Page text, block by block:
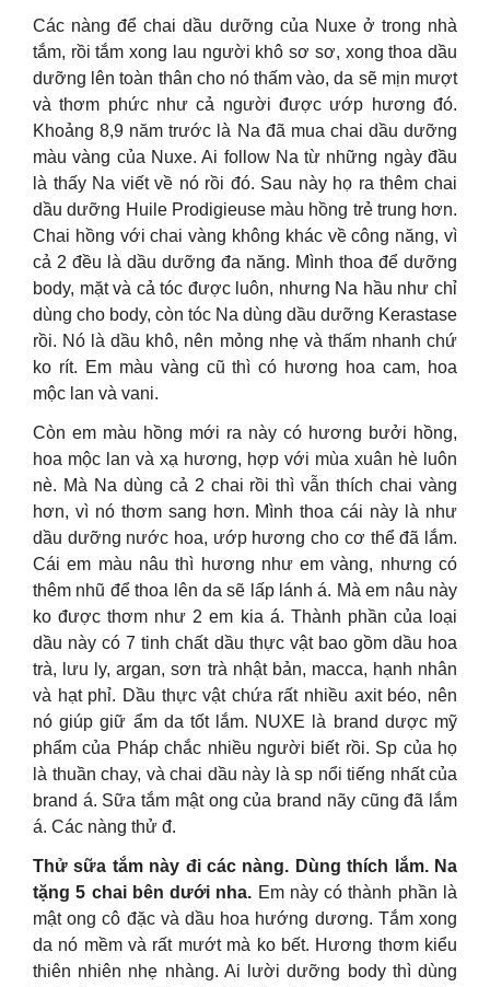
Các nàng để chai dầu dưỡng của Nuxe ở trong nhà
tắm, rồi tắm xong lau người khô sơ sơ, xong thoa dầu
dưỡng lên toàn thân cho nó thấm vào, da sẽ mịn mượt
và thơm phức như cả người được ướp hương đó.
Khoảng 8,9 năm trước là Na đã mua chai dầu dưỡng
màu vàng của Nuxe. Ai follow Na từ những ngày đầu
là thấy Na viết về nó rồi đó. Sau này họ ra thêm chai
dầu dưỡng Huile Prodigieuse màu hồng trẻ trung hơn.
Chai hồng với chai vàng không khác về công năng, vì
cả 2 đều là dầu dưỡng đa năng. Mình thoa để dưỡng
body, mặt và cả tóc được luôn, nhưng Na hầu như chỉ
dùng cho body, còn tóc Na dùng dầu dưỡng Kerastase
rồi. Nó là dầu khô, nên mỏng nhẹ và thấm nhanh chứ
ko rít. Em màu vàng cũ thì có hương hoa cam, hoa
mộc lan và vani.
Còn em màu hồng mới ra này có hương bưởi hồng,
hoa mộc lan và xạ hương, hợp với mùa xuân hè luôn
nè. Mà Na dùng cả 2 chai rồi thì vẫn thích chai vàng
hơn, vì nó thơm sang hơn. Mình thoa cái này là như
dầu dưỡng nước hoa, ướp hương cho cơ thể đã lắm.
Cái em màu nâu thì hương như em vàng, nhưng có
thêm nhũ để thoa lên da sẽ lấp lánh á. Mà em nâu này
ko được thơm như 2 em kia á. Thành phần của loại
dầu này có 7 tinh chất dầu thực vật bao gồm dầu hoa
trà, lưu ly, argan, sơn trà nhật bản, macca, hạnh nhân
và hạt phỉ. Dầu thực vật chứa rất nhiều axit béo, nên
nó giúp giữ ẩm da tốt lắm. NUXE là brand dược mỹ
phẩm của Pháp chắc nhiều người biết rồi. Sp của họ
là thuần chay, và chai dầu này là sp nổi tiếng nhất của
brand á. Sữa tắm mật ong của brand nãy cũng đã lắm
á. Các nàng thử đ.
Thử sữa tắm này đi các nàng. Dùng thích lắm. Na
tặng 5 chai bên dưới nha. Em này có thành phần là
mật ong cô đặc và dầu hoa hướng dương. Tắm xong
da nó mềm và rất mướt mà ko bết. Hương thơm kiểu
thiên nhiên nhẹ nhàng. Ai lười dưỡng body thì dùng